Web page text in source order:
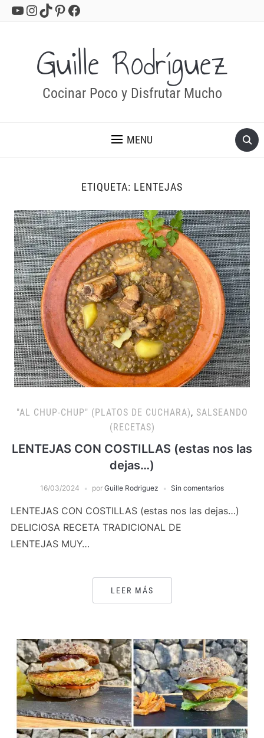
YouTube
Instagram
TikTok
Pinterest
Facebook
Guille Rodríguez
Cocinar Poco y Disfrutar Mucho
MENU
ETIQUETA: LENTEJAS
"AL CHUP-CHUP" (PLATOS DE CUCHARA), SALSEANDO
(RECETAS)
LENTEJAS CON COSTILLAS (estas nos las
dejas…)
16/03/2024 por Guille Rodriguez Sin comentarios
LENTEJAS CON COSTILLAS (estas nos las dejas…)
DELICIOSA RECETA TRADICIONAL DE
LENTEJAS MUY…
LEER MÁS